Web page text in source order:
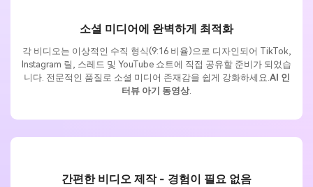
소셜 미디어에 완벽하게 최적화
각 비디오는 이상적인 수직 형식(9:16 비율)으로 디자인되어 TikTok,
Instagram 릴, 스레드 및 YouTube 쇼트에 직접 공유할 준비가 되었습
니다. 전문적인 품질로 소셜 미디어 존재감을 쉽게 강화하세요. AI 인
터뷰 아기 동영상.
간편한 비디오 제작 - 경험이 필요 없음